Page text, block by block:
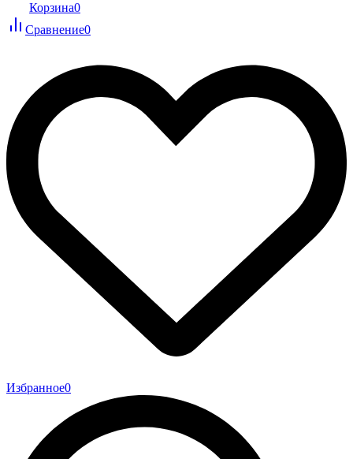
Корзина0
Сравнение0
Избранное0